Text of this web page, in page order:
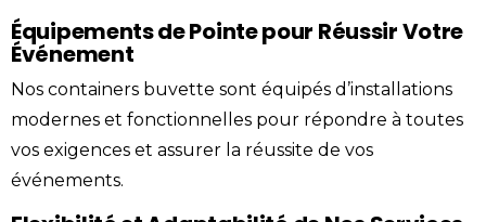
Équipements de Pointe pour Réussir Votre
Événement
Nos containers buvette sont équipés d’installations
modernes et fonctionnelles pour répondre à toutes
vos exigences et assurer la réussite de vos
événements.